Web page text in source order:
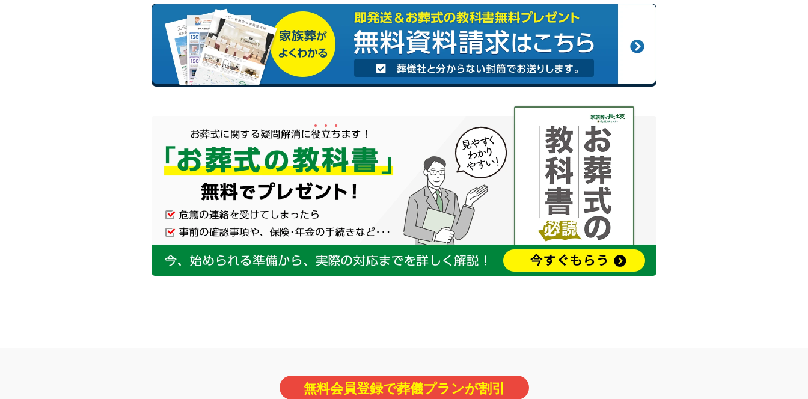
無料会員登録で葬儀プランが割引